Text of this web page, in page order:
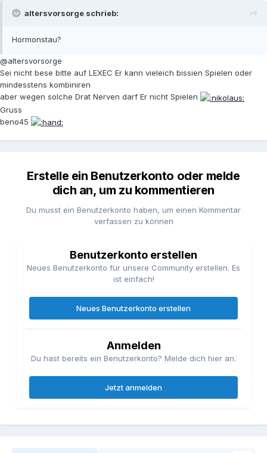
altersvorsorge schrieb:
Hormonstau?
@altersvorsorge
Sei nicht bese bitte auf LEXEC Er kann vieleich bissien Spielen oder
mindesstens kombiniren
aber wegen solche Drat Nerven darf Er nicht Spielen
Gruss
beno45
Erstelle ein Benutzerkonto oder melde
dich an, um zu kommentieren
Du musst ein Benutzerkonto haben, um einen Kommentar
verfassen zu können
Benutzerkonto erstellen
Neues Benutzerkonto für unsere Community erstellen. Es
ist einfach!
Neues Benutzerkonto erstellen
Anmelden
Du hast bereits ein Benutzerkonto? Melde dich hier an.
Jetzt anmelden